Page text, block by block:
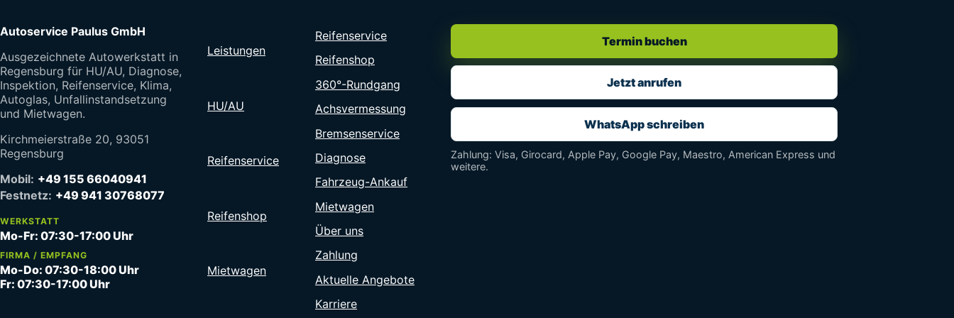
Autoservice Paulus GmbH
Ausgezeichnete Autowerkstatt in
Regensburg für HU/AU, Diagnose,
Inspektion, Reifenservice, Klima,
Autoglas, Unfallinstandsetzung
und Mietwagen.
Kirchmeierstraße 20, 93051
Regensburg
Mobil: +49 155 66040941
Festnetz: +49 941 30768077
WERKSTATT
Mo-Fr: 07:30-17:00 Uhr
FIRMA / EMPFANG
Mo-Do: 07:30-18:00 Uhr
Fr: 07:30-17:00 Uhr
Leistungen
HU/AU
Reifenservice
Reifenshop
Mietwagen
Reifenservice
Reifenshop
360°-Rundgang
Achsvermessung
Bremsenservice
Diagnose
Fahrzeug-Ankauf
Mietwagen
Über uns
Zahlung
Aktuelle Angebote
Karriere
Termin buchen
Jetzt anrufen
WhatsApp schreiben
Zahlung: Visa, Girocard, Apple Pay, Google Pay, Maestro, American Express und
weitere.